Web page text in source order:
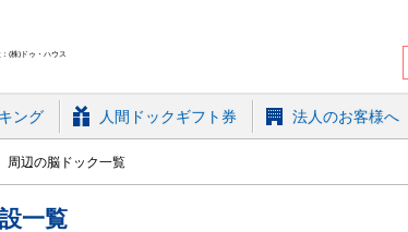
(株)ドゥ・ハウス
ング 人間ドックギフト券 法人のお客様へ
周辺の脳ドック一覧
一覧